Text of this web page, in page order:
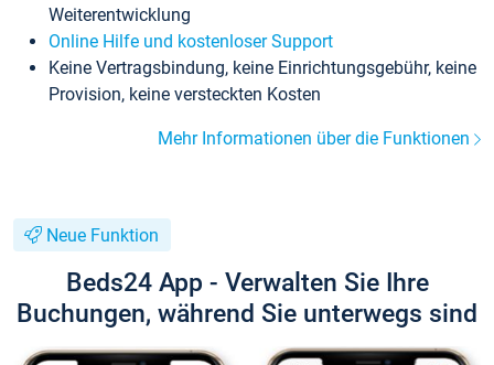
Weiterentwicklung
Online Hilfe und kostenloser Support
Keine Vertragsbindung, keine Einrichtungsgebühr, keine
Provision, keine versteckten Kosten
Mehr Informationen über die Funktionen
Neue Funktion
Beds24 App - Verwalten Sie Ihre
Buchungen, während Sie unterwegs sind